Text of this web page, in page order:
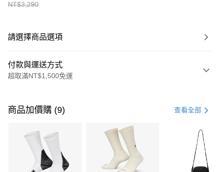
NT$3,290
請選擇商品選項
付款與運送方式
超取滿NT$1,500免運
信用卡一次付款
3 期 0 利率 每期 21家銀行
合作金庫商業銀行
第一商業銀行
華南商業銀行
彰化商業銀行
商品加價購 (9) 查看全部